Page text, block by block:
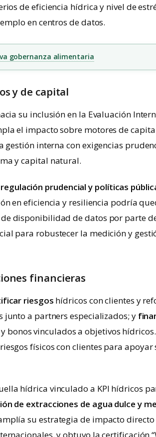
de eficiencia hídrica y nivel de
en centros de datos.
gobernanza alimentaria
y de capital
su inclusión en la Evaluación
el impacto sobre motores de
interna con exigencias
y capital natural.
regulación prudencial y políticas
en eficiencia y resiliencia podría
disponibilidad de datos por parte
para robustecer la medición y
financieras
riesgos hídricos con clientes y
junto a partners especializados; y
bonos vinculados a objetivos
físicos con clientes para apoyar
hídrica vinculado a KPI hídricos
de extracciones de agua dulce y
su estrategia de impacto